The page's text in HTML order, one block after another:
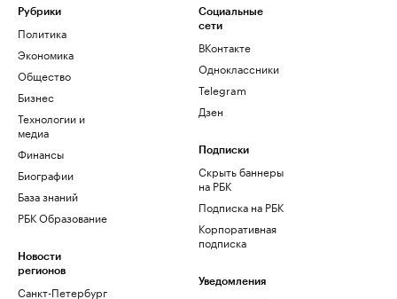
Рубрики
Политика
Экономика
Общество
Бизнес
Технологии и
медиа
Финансы
Биографии
База знаний
РБК Образование
Новости
регионов
Санкт-Петербург
Социальные
сети
ВКонтакте
Одноклассники
Telegram
Дзен
Подписки
Скрыть баннеры
на РБК
Подписка на РБК
Корпоративная
подписка
Уведомления